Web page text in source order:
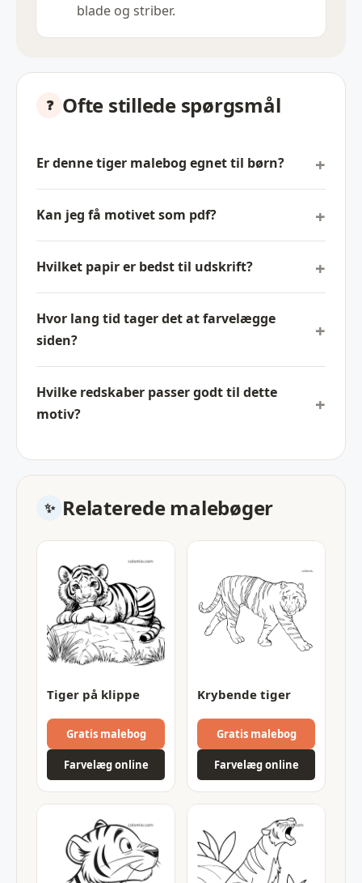
blade og striber.
Ofte stillede spørgsmål
Er denne tiger malebog egnet til børn?
Kan jeg få motivet som pdf?
Hvilket papir er bedst til udskrift?
Hvor lang tid tager det at farvelægge
siden?
Hvilke redskaber passer godt til dette
motiv?
Relaterede malebøger
Tiger på klippe
Gratis malebog
Farvelæg online
Krybende tiger
Gratis malebog
Farvelæg online